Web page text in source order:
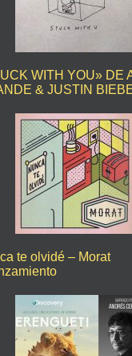
WITH YOU» DE
& JUSTIN
te olvidé – Morat